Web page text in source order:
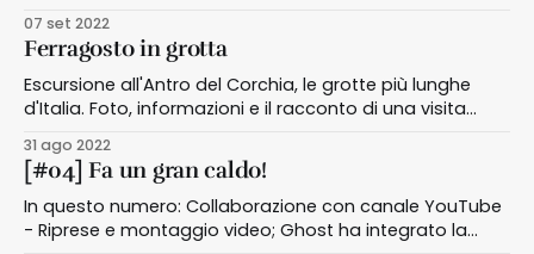
07 set 2022
Ferragosto in grotta
Escursione all'Antro del Corchia, le grotte più lunghe
d'Italia. Foto, informazioni e il racconto di una visita
31 ago 2022
[#04] Fa un gran caldo!
In questo numero: Collaborazione con canale YouTube
- Riprese e montaggio video; Ghost ha integrato la